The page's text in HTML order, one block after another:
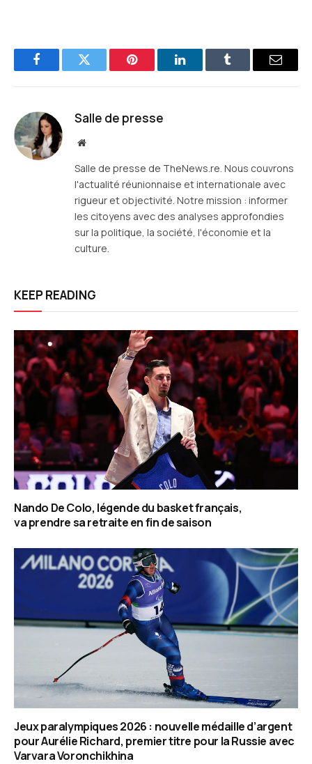
FacebookTwitter Pinterest LinkedInTumblr
E-
Salle de presse
Site
Salle de presse de TheNews.re. Nous couvrons
l'actualité réunionnaise et internationale avec
rigueur et objectivité. Notre mission : informer
les citoyens avec des analyses approfondies
sur la politique, la société, l'économie et la
culture.
KEEP READING
Nando De Colo, légende du basket français,
va prendre sa retraite en fin de saison
Jeux paralympiques 2026 : nouvelle médaille d’argent
pour Aurélie Richard, premier titre pour la Russie avec
Varvara Voronchikhina